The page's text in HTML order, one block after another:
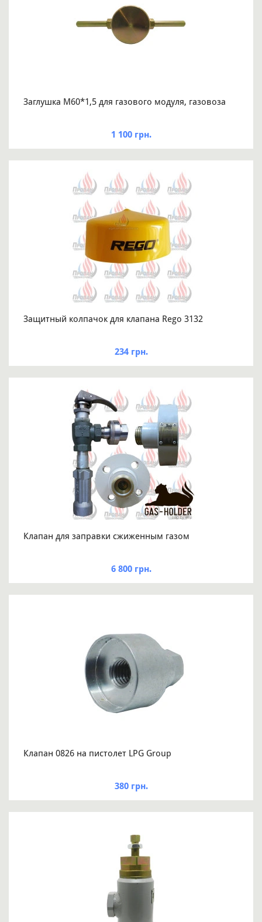
Заглушка М60*1,5 для газового модуля, газовоза
1 100 грн.
Защитный колпачок для клапана Rego 3132
234 грн.
Клапан для заправки сжиженным газом
6 800 грн.
Клапан 0826 на пистолет LPG Group
380 грн.